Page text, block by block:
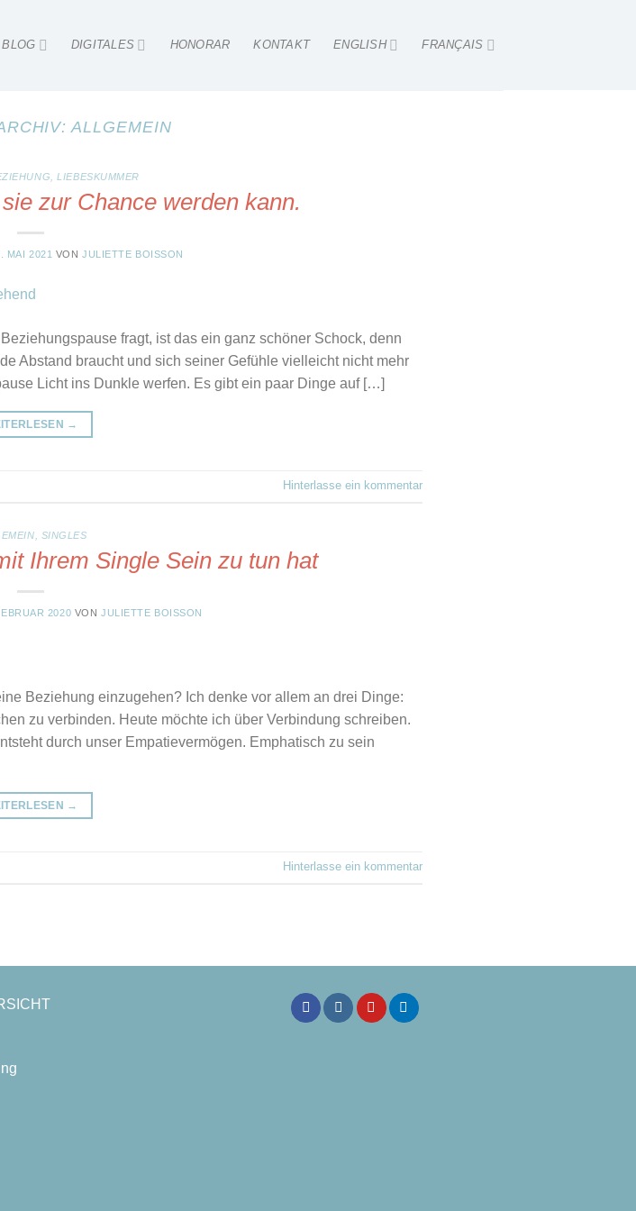
BLOG DIGITALES HONORAR KONTAKT ENGLISH FRANÇAIS
ALLGEMEIN
,LIEBESKUMMER
zur Chance werden kann.
MAI 2021 VONJULIETTE BOISSON
fragt, ist das ein ganz schöner Schock, denn
Abstand braucht und sich seiner Gefühle vielleicht nicht mehr
Licht ins Dunkle werfen. Es gibt ein paar Dinge auf […]
→
Hinterlasse ein kommentar
SINGLES
Ihrem Single Sein zu tun hat
2020 VON JULIETTE BOISSON
Beziehung einzugehen? Ich denke vor allem an drei Dinge:
zu verbinden. Heute möchte ich über Verbindung schreiben.
durch unser Empatievermögen. Emphatisch zu sein
→
Hinterlasse ein kommentar